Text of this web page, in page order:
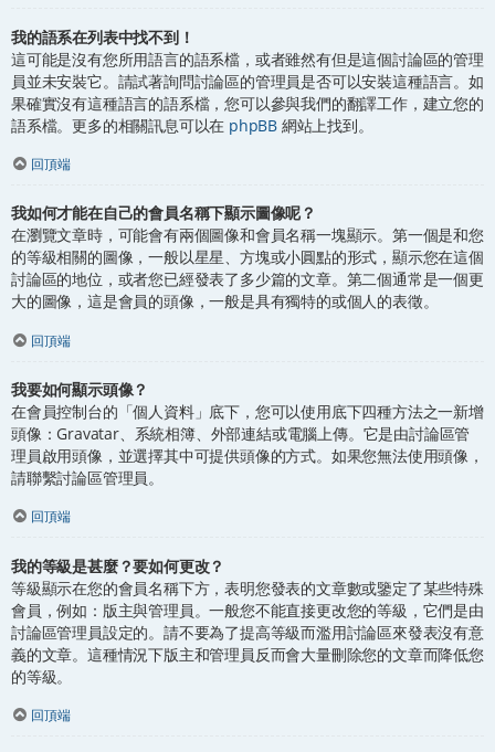
我的語系在列表中找不到！
這可能是沒有您所用語言的語系檔，或者雖然有但是這個討論區的管理
員並未安裝它。請試著詢問討論區的管理員是否可以安裝這種語言。如
果確實沒有這種語言的語系檔，您可以參與我們的翻譯工作，建立您的
語系檔。更多的相關訊息可以在 phpBB 網站上找到。
回頂端
我如何才能在自己的會員名稱下顯示圖像呢？
在瀏覽文章時，可能會有兩個圖像和會員名稱一塊顯示。第一個是和您
的等級相關的圖像，一般以星星、方塊或小圓點的形式，顯示您在這個
討論區的地位，或者您已經發表了多少篇的文章。第二個通常是一個更
大的圖像，這是會員的頭像，一般是具有獨特的或個人的表徵。
回頂端
我要如何顯示頭像？
在會員控制台的「個人資料」底下，您可以使用底下四種方法之一新增
頭像：Gravatar、系統相簿、外部連結或電腦上傳。它是由討論區管
理員啟用頭像，並選擇其中可提供頭像的方式。如果您無法使用頭像，
請聯繫討論區管理員。
回頂端
我的等級是甚麼？要如何更改？
等級顯示在您的會員名稱下方，表明您發表的文章數或鑒定了某些特殊
會員，例如：版主與管理員。一般您不能直接更改您的等級，它們是由
討論區管理員設定的。請不要為了提高等級而濫用討論區來發表沒有意
義的文章。這種情況下版主和管理員反而會大量刪除您的文章而降低您
的等級。
回頂端